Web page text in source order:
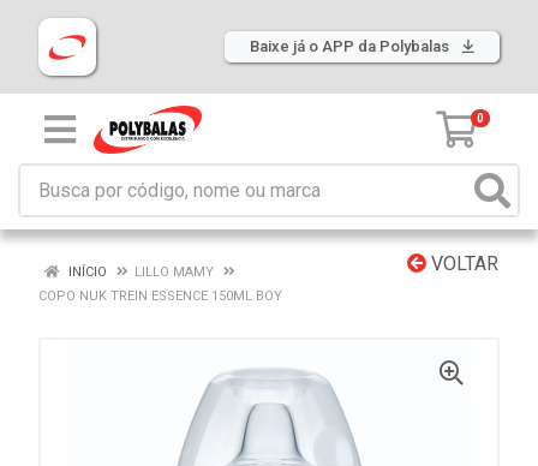
Baixe já o APP da Polybalas
0
VOLTAR
INÍCIO
LILLO MAMY
COPO NUK TREIN ESSENCE 150ML BOY